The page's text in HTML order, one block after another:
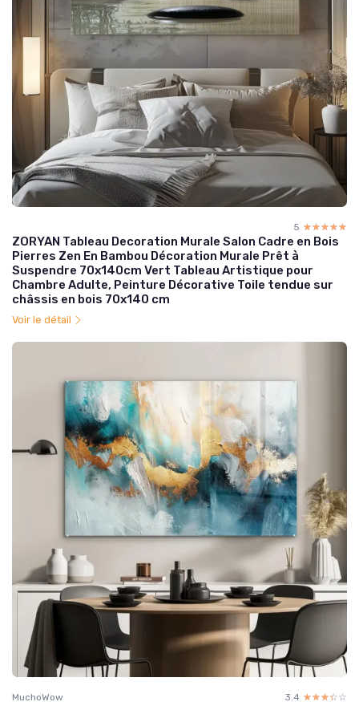
5 ☆☆☆☆☆
★★★★★
ZORYAN Tableau Decoration Murale Salon Cadre en Bois
Pierres Zen En Bambou Décoration Murale Prêt à
Suspendre 70x140cm Vert Tableau Artistique pour
Chambre Adulte, Peinture Décorative Toile tendue sur
châssis en bois 70x140 cm
Voir le détail
MuchoWow 3.4 ☆☆☆☆☆
★★★★★